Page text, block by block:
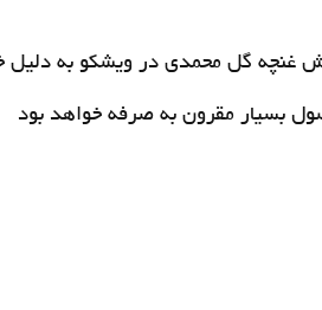
گل محمدی در ویشکو به دلیل
بسیار مقرون به صرفه خواهد بود